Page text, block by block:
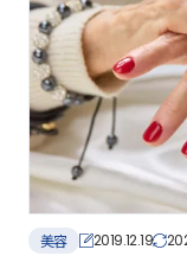
美容 2019.12.19